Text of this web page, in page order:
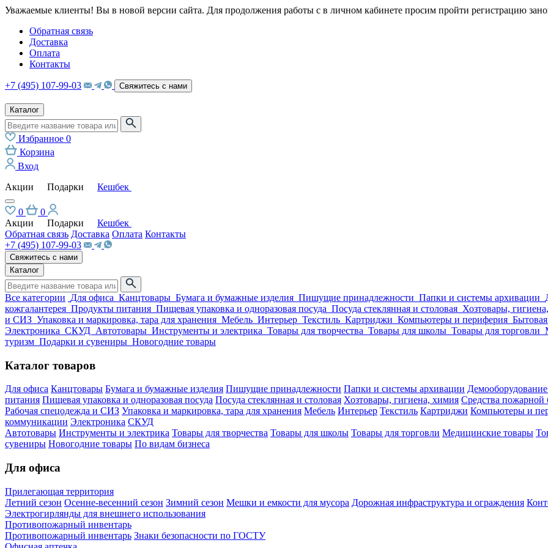
Уважаемые клиенты! Вы в новой версии сайта. Для продолжения работы с в личном кабинете просим пройти регистрацию
Обратная связь
Доставка
Оплата
Контакты
+7 (495) 107-99-03 Свяжитесь с нами
Каталог
Избранное 0
Корзина
Вход
Акции
Подарки Кешбек
0
0
Акции
Подарки
Кешбек
Обратная связь Доставка Оплата Контакты
+7 (495) 107-99-03
Свяжитесь с нами
Каталог
Все категории Для офиса Канцтовары Бумага и бумажные изделия Пишущие принадлежности Папки и системы архивации
кожгалантерея Продукты питания Пищевая упаковка и одноразовая посуда Посуда стеклянная и столовая Хозтовары,
и СИЗ Упаковка и маркировка, тара для хранения Мебель Интерьер Текстиль Картриджи Компьютеры и периферия
Электроника СКУД Автотовары Инструменты и электрика Товары для творчества Товары для школы Товары для торговли
туризм Подарки и сувениры Новогодние товары
Каталог товаров
Для офиса Канцтовары Бумага и бумажные изделия Пишущие принадлежности Папки и системы архивации
питания Пищевая упаковка и одноразовая посуда Посуда стеклянная и столовая Хозтовары, гигиена, химия Средства пожарной
Рабочая спецодежда и СИЗ Упаковка и маркировка, тара для хранения Мебель Интерьер Текстиль Картриджи Компьютеры и
коммуникации Электроника СКУД
Автотовары Инструменты и электрика Товары для творчества Товары для школы Товары для торговли Медицинские товары
сувениры Новогодние товары По видам бизнеса
Для офиса
Прилегающая территория
Летний сезон Осенне-весенний сезон Зимний сезон Мешки и емкости для мусора Дорожная инфраструктура и ограждения
Электрогирлянды для внешнего использования
Противопожарный инвентарь
Противопожарный инвентарь Знаки безопасности по ГОСТУ